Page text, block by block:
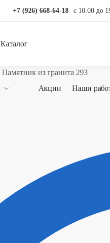
+7 (926) 668-64-18 с 10.00 до
Каталог
Акции Наши
Памятник из гранита 293